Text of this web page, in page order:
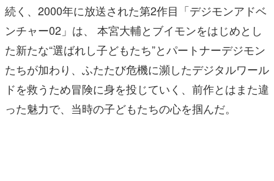
続く、2000年に放送された第2作目「デジモンアドベ
ンチャー02」は、 本宮大輔とブイモンをはじめとし
た新たな“選ばれし子どもたち”とパートナーデジモン
たちが加わり、ふたたび危機に瀕したデジタルワール
ドを救うため冒険に身を投じていく、前作とはまた違
った魅力で、当時の子どもたちの心を掴んだ。